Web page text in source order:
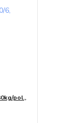
pol.,